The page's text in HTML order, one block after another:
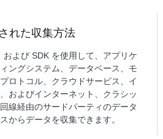
れた収集方法
よび SDK を使用して、アプリケ
ングシステム、データベース、モ
ロトコル、クラウドサービス、イ
およびインターネット、クラシッ
線経由のサードパーティのデータ
からデータを収集できます。